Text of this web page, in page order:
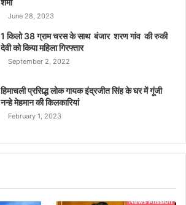
शर्मा
June 28, 2023
1 किलो 38 ग्राम चरस के साथ बंजार शरण गांव की रुकी
देवी को किया महिला गिरफ्तार
September 2, 2022
हिमाचली प्रसिद्ध लोक गायक इंद्रजीत सिंह के घर में गूंजी
नन्हे मेहमान की किलकारियां
February 1, 2023